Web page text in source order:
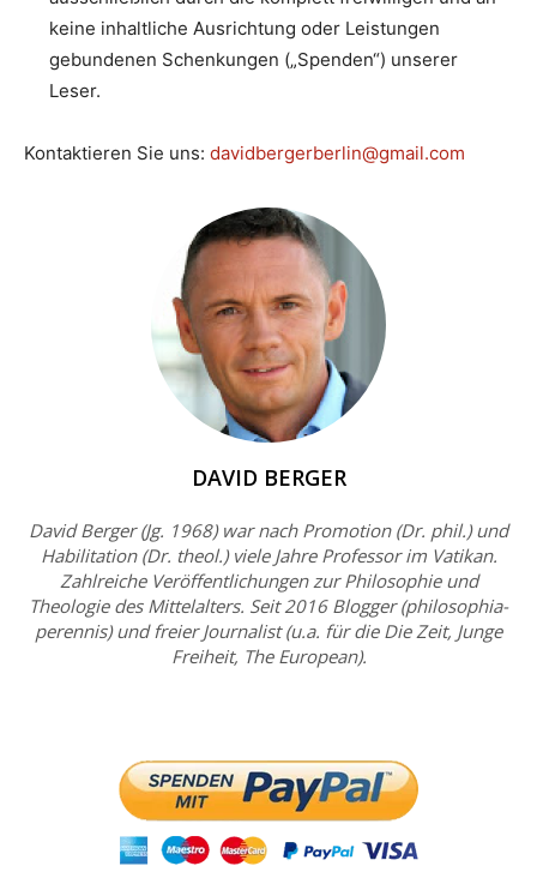
keine inhaltliche Ausrichtung oder Leistungen
gebundenen Schenkungen („Spenden“) unserer
Leser.
Kontaktieren Sie uns: davidbergerberlin@gmail.com
DAVID BERGER
David Berger (Jg. 1968) war nach Promotion (Dr. phil.) und
Habilitation (Dr. theol.) viele Jahre Professor im Vatikan.
Zahlreiche Veröffentlichungen zur Philosophie und
Theologie des Mittelalters. Seit 2016 Blogger (philosophia-
perennis) und freier Journalist (u.a. für die Die Zeit, Junge
Freiheit, The European).